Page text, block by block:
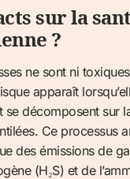
sur la
?
ne sont ni
apparaît
se décomposent sur
Ce processus
des émissions de
(H₂S) et de